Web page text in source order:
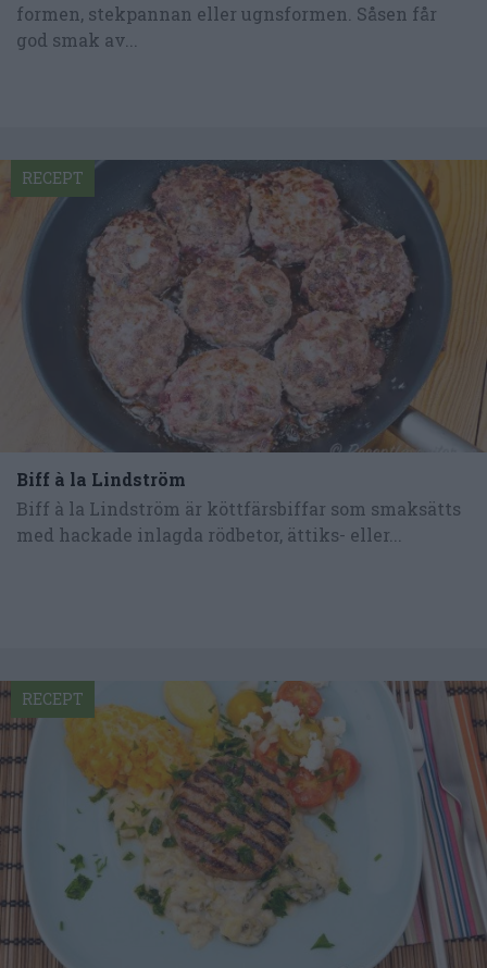
formen, stekpannan eller ugnsformen. Såsen får
god smak av...
Biff à la Lindström
Biff à la Lindström är köttfärsbiffar som smaksätts
med hackade inlagda rödbetor, ättiks- eller...
RECEPT
RECEPT